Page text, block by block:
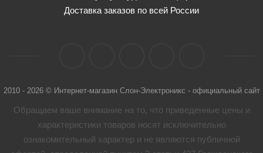
Доставка заказов по всей России
2010 - 2026 © Интернет-магазин Слон-Электроникс - официальный сайт
Обращаем ваше внимание на то, что приведенные цены и
характеристики товaров носят исключительно
ознакомительный характер и не являются публичной